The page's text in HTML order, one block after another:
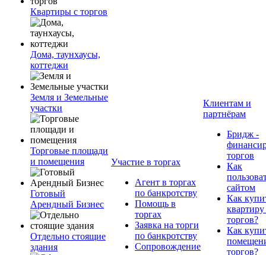
Квартиры с торгов
Дома, таунхаусы,
коттеджи
Земля и Земельные
участки
Торговые площади
и помещения
Готовый
Арендный Бизнес
Отдельно стоящие
здания
Участие в торгах
Агент в торгах
по банкротству
Помощь в
торгах
Заявка на торги
по банкротству
Сопровождение
Клиентам и
партнёрам
Бридж -
торгов
Как
сайтом
Как
квартиру
торгов?
Как
торгов?